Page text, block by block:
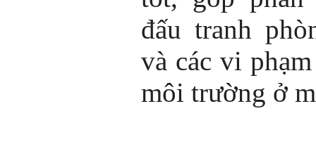
đấu tranh
và các vi
môi trường ở